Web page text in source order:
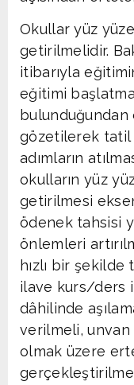
Okullar yüz
getirilmelidir.
itibarıyla
eğitimi
bulunduğundan
gözetilerek tatil
adımların
okulların yüz
getirilmesi
ödenek tahsisi
önlemleri
hızlı bir
ilave kurs/ders
dâhilinde
verilmeli, unvan
olmak üzere